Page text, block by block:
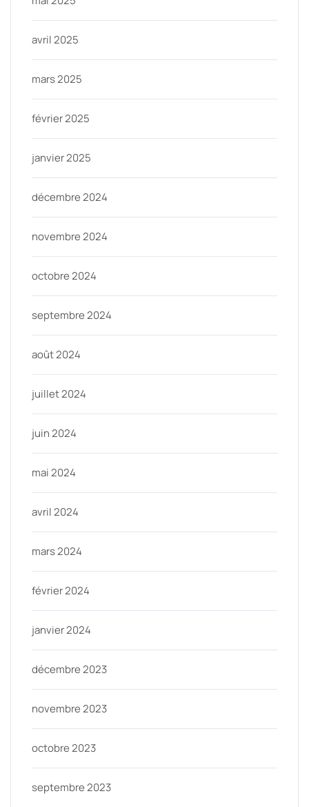
avril 2025
mars 2025
février 2025
janvier 2025
décembre 2024
novembre 2024
octobre 2024
septembre 2024
août 2024
juillet 2024
juin 2024
mai 2024
avril 2024
mars 2024
février 2024
janvier 2024
décembre 2023
novembre 2023
octobre 2023
septembre 2023